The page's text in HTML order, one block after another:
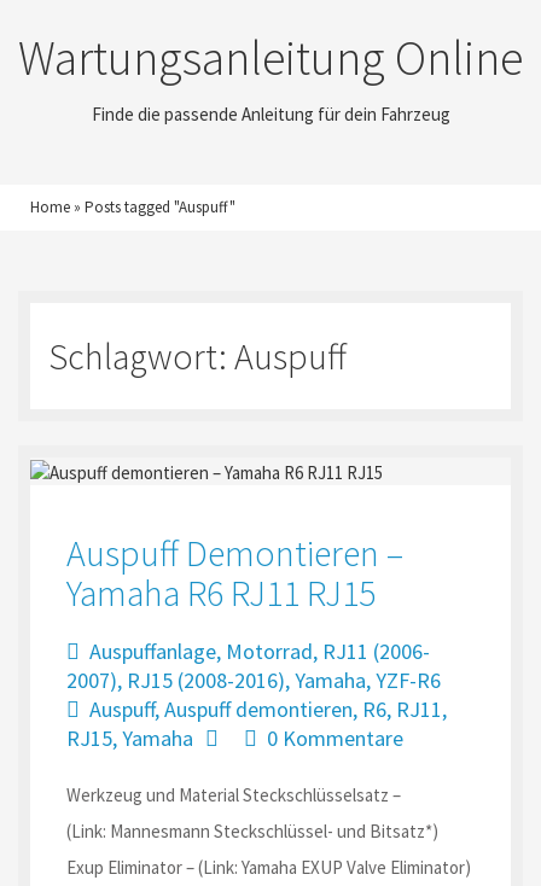
Wartungsanleitung Online
Finde die passende Anleitung für dein Fahrzeug
Home » Posts tagged "Auspuff"
Schlagwort: Auspuff
Auspuff Demontieren –
Yamaha R6 RJ11 RJ15
Auspuffanlage, Motorrad, RJ11 (2006-
2007), RJ15 (2008-2016),Yamaha,YZF-R6
Auspuff,Auspuff demontieren, R6, RJ11,
RJ15,Yamaha 0 Kommentare
Werkzeug und Material Steckschlüsselsatz –
(Link: Mannesmann Steckschlüssel- und Bitsatz*)
Exup Eliminator – (Link: Yamaha EXUP Valve Eliminator)